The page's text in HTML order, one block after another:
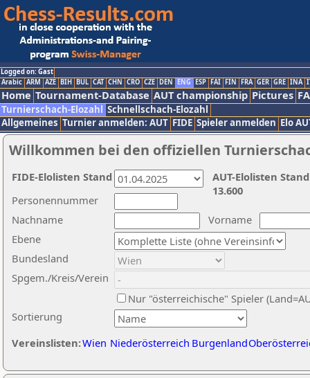
Logged on: Gast
Arabic ARM AZE BIH BUL CAT CHN CRO CZE DEN ENG ESP FAI FIN FRA GER GRE INA
Home Tournament-Database AUT championship Pictures
Turnierschach-Elozahl Schnellschach-Elozahl
Allgemeines Turnier anmelden: AUT FIDE Spieler anmelden Elo
Willkommen bei den offiziellen
Nachname
Vorname
Ebene
Sortierung
Personennummer
Bundesland
Spgem./Kreis/Verein
Nur "österreichische" Spieler
Vereinslisten:Wien Niederösterreich Burgenland
AUT-Elolisten
13.600
FIDE-Elolisten Stand